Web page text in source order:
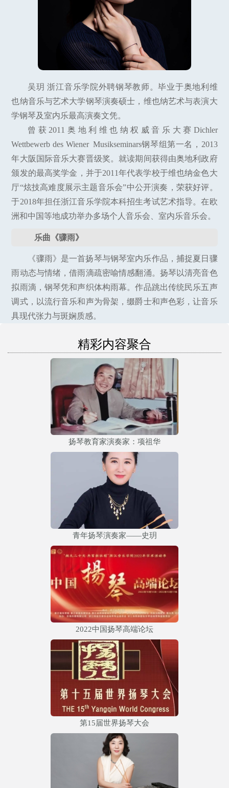
吴玥 浙江音乐学院外聘钢琴教师。毕业于奥地利维
也纳音乐与艺术大学钢琴演奏硕士，维也纳艺术与表演大
学钢琴及室内乐最高演奏文凭。
曾获2011奥地利维也纳权威音乐大赛Dichler
Wettbewerb des Wiener Musikseminars钢琴组第一名，2013
年大阪国际音乐大赛晋级奖。就读期间获得由奥地利政府
颁发的最高奖学金，并于2011年代表学校于维也纳金色大
厅“炫技高难度展示主题音乐会”中公开演奏，荣获好评。
于2018年担任浙江音乐学院本科招生考试艺术指导。在欧
洲和中国等地成功举办多场个人音乐会、室内乐音乐会。
乐曲《骤雨》
《骤雨》是一首扬琴与钢琴室内乐作品，捕捉夏日骤
雨动态与情绪，借雨滴疏密喻情感翻涌。扬琴以清亮音色
拟雨滴，钢琴凭和声织体构雨幕。作品跳出传统民乐五声
调式，以流行音乐和声为骨架，缀爵士和声色彩，让音乐
具现代张力与斑娴质感。
精彩内容聚合
扬琴教育家演奏家：项祖华
青年扬琴演奏家——史玥
2022中国扬琴高端论坛
第15届世界扬琴大会